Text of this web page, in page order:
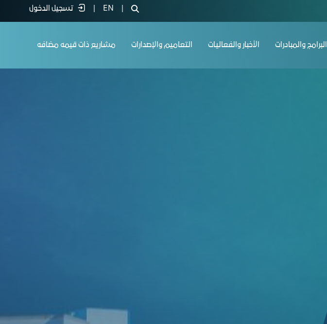
EN تسجيل الدخول
البرامج والمبادرات الأخبار والفعاليات التعاميم والإصدارات مشاريع ذات قيمه مضافه